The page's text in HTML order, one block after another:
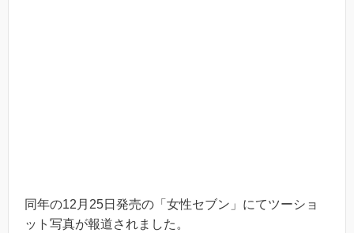
同年の12月25日発売の「女性セブン」にてツーショ
ット写真が報道されました。